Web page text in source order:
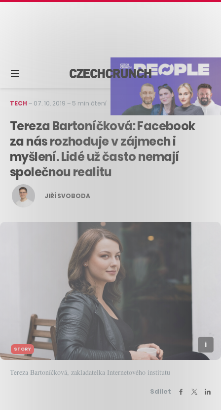
TECH – 07. 10. 2019 – 5 min čtení
Tereza Bartoníčková: Facebook
za nás rozhoduje v zájmech i
myšlení. Lidé už často nemají
společnou realitu
JIŘÍ SVOBODA
STORY
Tereza Bartoníčková, zakladatelka Internetového institutu
Sdílet